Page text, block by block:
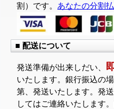
割）です。 あなたの分割
■ 配送について
発送準備が出来しだい、
いたします。銀行振込の
第、発送いたします。発
してはご連絡いたします